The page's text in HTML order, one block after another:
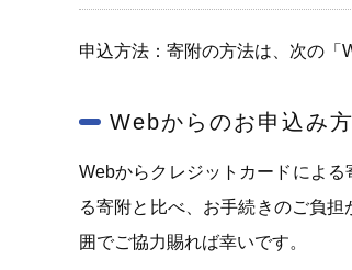
申込方法：寄附の方法は、次の「
Webからのお申込み
Webからクレジットカードによ
る寄附と比べ、お手続きのご負
囲でご協力賜れば幸いです。